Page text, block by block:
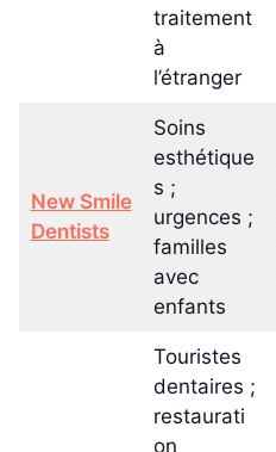
traitement
à
l’étranger
New Smile
Dentists
Soins
esthétique
s ;
urgences ;
familles
avec
enfants
Touristes
dentaires ;
restaurati
on